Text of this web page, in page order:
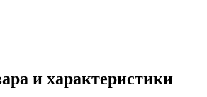
и характеристики